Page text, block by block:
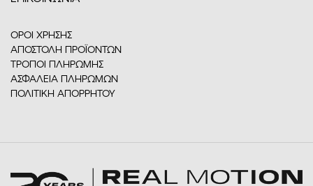
ΟΡΟΙ ΧΡΗΣΗΣ
ΑΠΟΣΤΟΛΗ ΠΡΟΪΟΝΤΩΝ
ΤΡΟΠΟΙ ΠΛΗΡΩΜΗΣ
ΑΣΦΑΛΕΙΑ ΠΛΗΡΩΜΩΝ
ΠΟΛΙΤΙΚΗ ΑΠΟΡΡΗΤΟΥ